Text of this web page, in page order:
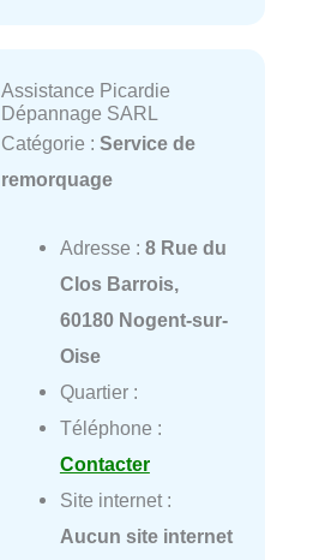
Assistance Picardie
Dépannage SARL
Catégorie : Service de
remorquage
Adresse : 8 Rue du
Clos Barrois,
60180 Nogent-sur-
Oise
Quartier :
Téléphone :
Contacter
Site internet :
Aucun site internet